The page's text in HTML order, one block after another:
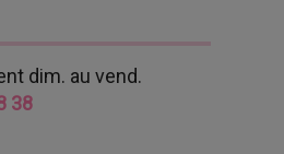
dim. au vend.
38